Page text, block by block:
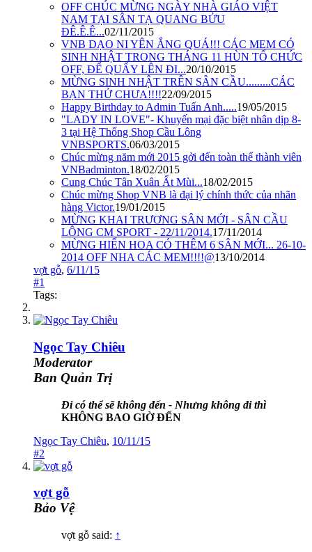
OFF CHÚC MỪNG NGÀY NHÀ GIÁO VIỆT
NAM TẠI SÂN TẠ QUANG BỬU
ĐÊ.Ê.Ê...02/11/2015
VNB DẠO NI YÊN ẮNG QUÁ!!! CÁC MEM CÓ
SINH NHẬT TRONG THÁNG 11 HÙN TỔ CHỨC
OFF, ĐỂ QUẨY LÊN ĐI...20/10/2015
MỪNG SINH NHẬT TRÊN SÂN CẦU.........CÁC
BẠN THỬ CHƯA!!!!22/09/2015
Happy Birthday to Admin Tuấn Anh.....19/05/2015
"LADY IN LOVE"- Khuyến mại đặc biệt nhân dịp 8-
3 tại Hệ Thống Shop Cầu Lông
VNBSPORTS.06/03/2015
Chúc mừng năm mới 2015 gởi đến toàn thể thành viên
VNBadminton.18/02/2015
Cung Chúc Tân Xuân Ất Mùi...18/02/2015
Chúc mừng Shop VNB là đại lý chính thức của nhãn
hàng Victor.19/01/2015
MỪNG KHAI TRƯƠNG SÂN MỚI - SÂN CẦU
LÔNG CM SPORT - 22/11/2014.17/11/2014
MỪNG HIỂN HOA CÓ THÊM 6 SÂN MỚI... 26-10-
2014 OFF NHA CÁC MEM!!!!@13/10/2014
vợt gỗ, 6/11/15
#1
Tags:
Ngọc Tay Chiêu
Moderator
Ban Quản Trị
Đi có thể sẽ không đến - Nhưng không đi thì
KHÔNG BAO GIỜ ĐẾN
Ngọc Tay Chiêu, 10/11/15
#2
vợt gỗ
Bảo Vệ
vợt gỗ said: ↑